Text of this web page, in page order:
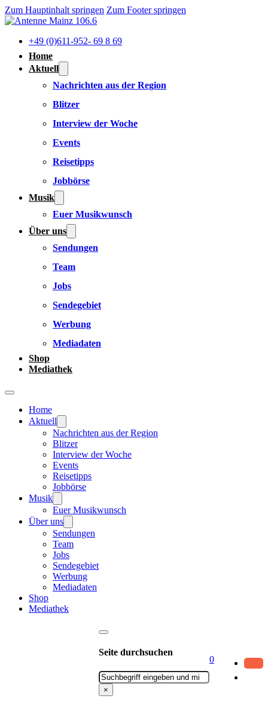
Zum Hauptinhalt springen Zum Footer springen
+49 (0)611-952- 69 8 69
Home
Aktuell
Nachrichten aus der Region
Blitzer
Interview der Woche
Events
Reisetipps
Jobbörse
Musik
Euer Musikwunsch
Über uns
Sendungen
Team
Jobs
Sendegebiet
Werbung
Mediadaten
Shop
Mediathek
Home
Aktuell
Nachrichten aus der Region
Blitzer
Interview der Woche
Events
Reisetipps
Jobbörse
Musik
Euer Musikwunsch
Über uns
Sendungen
Team
Jobs
Sendegebiet
Werbung
Mediadaten
Shop
Mediathek
Seite durchsuchen
Suchen
×
0